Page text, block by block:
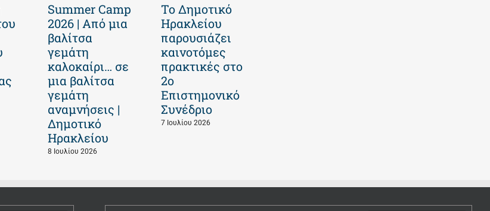
Summer Camp
2026 | Από μια
βαλίτσα
γεμάτη
καλοκαίρι… σε
μια βαλίτσα
γεμάτη
αναμνήσεις |
Δημοτικό
Ηρακλείου
8 Ιουλίου 2026
Το Δημοτικό
Ηρακλείου
παρουσιάζει
καινοτόμες
πρακτικές στο
2ο
Επιστημονικό
Συνέδριο
7 Ιουλίου 2026